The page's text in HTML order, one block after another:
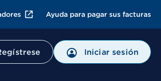
Ayuda para pagar sus facturas
Iniciar sesión